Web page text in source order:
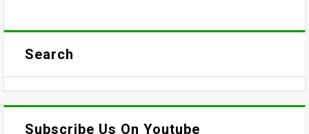
Search
Subscribe Us On Youtube